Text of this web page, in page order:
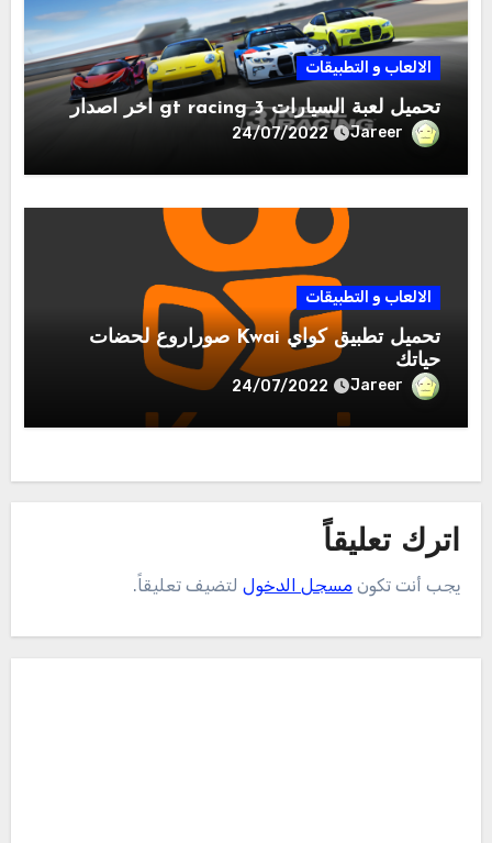
الالعاب و التطبيقات
تحميل لعبة السيارات gt racing 3 اخر اصدار
Jareer
24/07/2022
الالعاب و التطبيقات
تحميل تطبيق كواي Kwai صوراروع لحضات
حياتك
Jareer
24/07/2022
اترك تعليقاً
يجب أنت تكون مسجل الدخوللتضيف تعليقاً.